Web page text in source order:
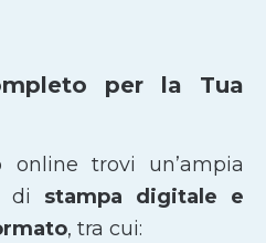
per la Tua
online trovi un’ampia
di stampa digitale e
, tra cui: